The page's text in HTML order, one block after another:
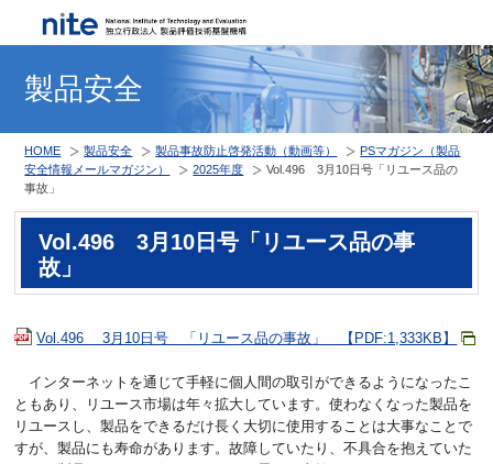
製品安全
HOME 製品安全 製品事故防止啓発活動（動画等）
PSマガジン（製品
安全情報メールマガジン）
2025年度
Vol.496 3月10日号「リユース品の
事故」
Vol.496 3月10日号「リユース品の事
故」
Vol.496 3月10日号 「リユース品の事故」 【PDF:1,333KB】
インターネットを通じて手軽に個人間の取引ができるようになったこ
ともあり、リユース市場は年々拡大しています。使わなくなった製品を
リユースし、製品をできるだけ長く大切に使用することは大事なことで
すが、製品にも寿命があります。故障していたり、不具合を抱えていた